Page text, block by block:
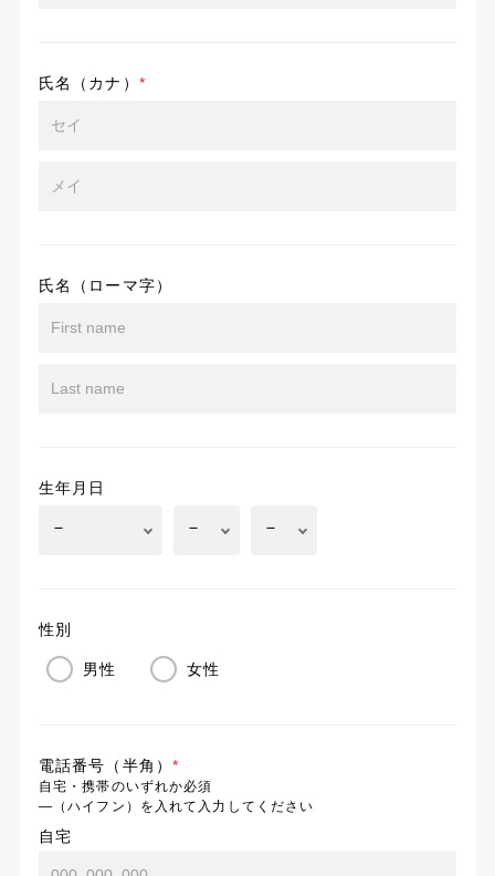
氏名（カナ） *
氏名（ローマ字）
生年月日
性別
男性 女性
電話番号（半角） *
自宅・携帯のいずれか必須
―（ハイフン）を入れて入力してください
自宅